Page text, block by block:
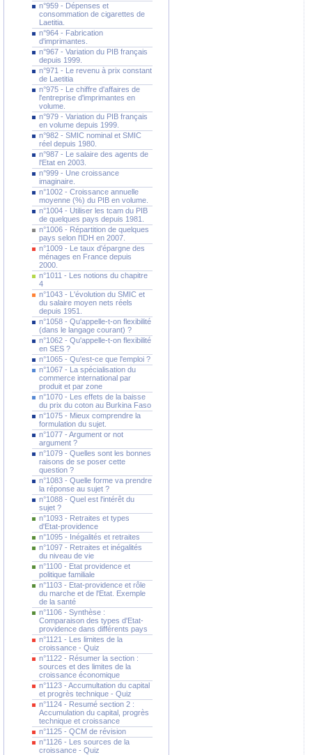
n°959 - Dépenses et
consommation de cigarettes de
Laetitia.
n°964 - Fabrication
d'imprimantes.
n°967 - Variation du PIB français
depuis 1999.
n°971 - Le revenu à prix constant
de Laetitia
n°975 - Le chiffre d'affaires de
l'entreprise d'imprimantes en
volume.
n°979 - Variation du PIB français
en volume depuis 1999.
n°982 - SMIC nominal et SMIC
réel depuis 1980.
n°987 - Le salaire des agents de
l'Etat en 2003.
n°999 - Une croissance
imaginaire.
n°1002 - Croissance annuelle
moyenne (%) du PIB en volume.
n°1004 - Utiliser les tcam du PIB
de quelques pays depuis 1981.
n°1006 - Répartition de quelques
pays selon l'IDH en 2007.
n°1009 - Le taux d'épargne des
ménages en France depuis
2000.
n°1011 - Les notions du chapitre
4
n°1043 - L'évolution du SMIC et
du salaire moyen nets réels
depuis 1951.
n°1058 - Qu'appelle-t-on flexibilité
(dans le langage courant) ?
n°1062 - Qu'appelle-t-on flexibilité
en SES ?
n°1065 - Qu'est-ce que l'emploi ?
n°1067 - La spécialisation du
commerce international par
produit et par zone
n°1070 - Les effets de la baisse
du prix du coton au Burkina Faso
n°1075 - Mieux comprendre la
formulation du sujet.
n°1077 - Argument or not
argument ?
n°1079 - Quelles sont les bonnes
raisons de se poser cette
question ?
n°1083 - Quelle forme va prendre
la réponse au sujet ?
n°1088 - Quel est l'intérêt du
sujet ?
n°1093 - Retraites et types
d'Etat-providence
n°1095 - Inégalités et retraites
n°1097 - Retraites et inégalités
du niveau de vie
n°1100 - Etat providence et
politique familiale
n°1103 - Etat-providence et rôle
du marche et de l'Etat. Exemple
de la santé
n°1106 - Synthèse :
Comparaison des types d'Etat-
providence dans différents pays
n°1121 - Les limites de la
croissance - Quiz
n°1122 - Résumer la section :
sources et des limites de la
croissance économique
n°1123 - Accumultation du capital
et progrès technique - Quiz
n°1124 - Resumé section 2 :
Accumulation du capital, progrès
technique et croissance
n°1125 - QCM de révision
n°1126 - Les sources de la
croissance - Quiz